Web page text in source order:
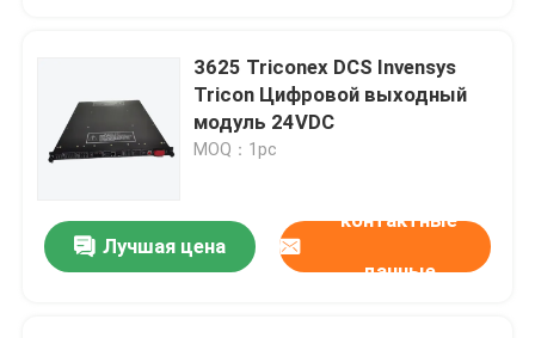
Запчасти Schneider Electric
Модуль Honeywell
3625 Triconex DCS Invensys
Tricon Цифровой выходный
модуль 24VDC
MOQ：1pc
Лучшая цена
контактные
данные